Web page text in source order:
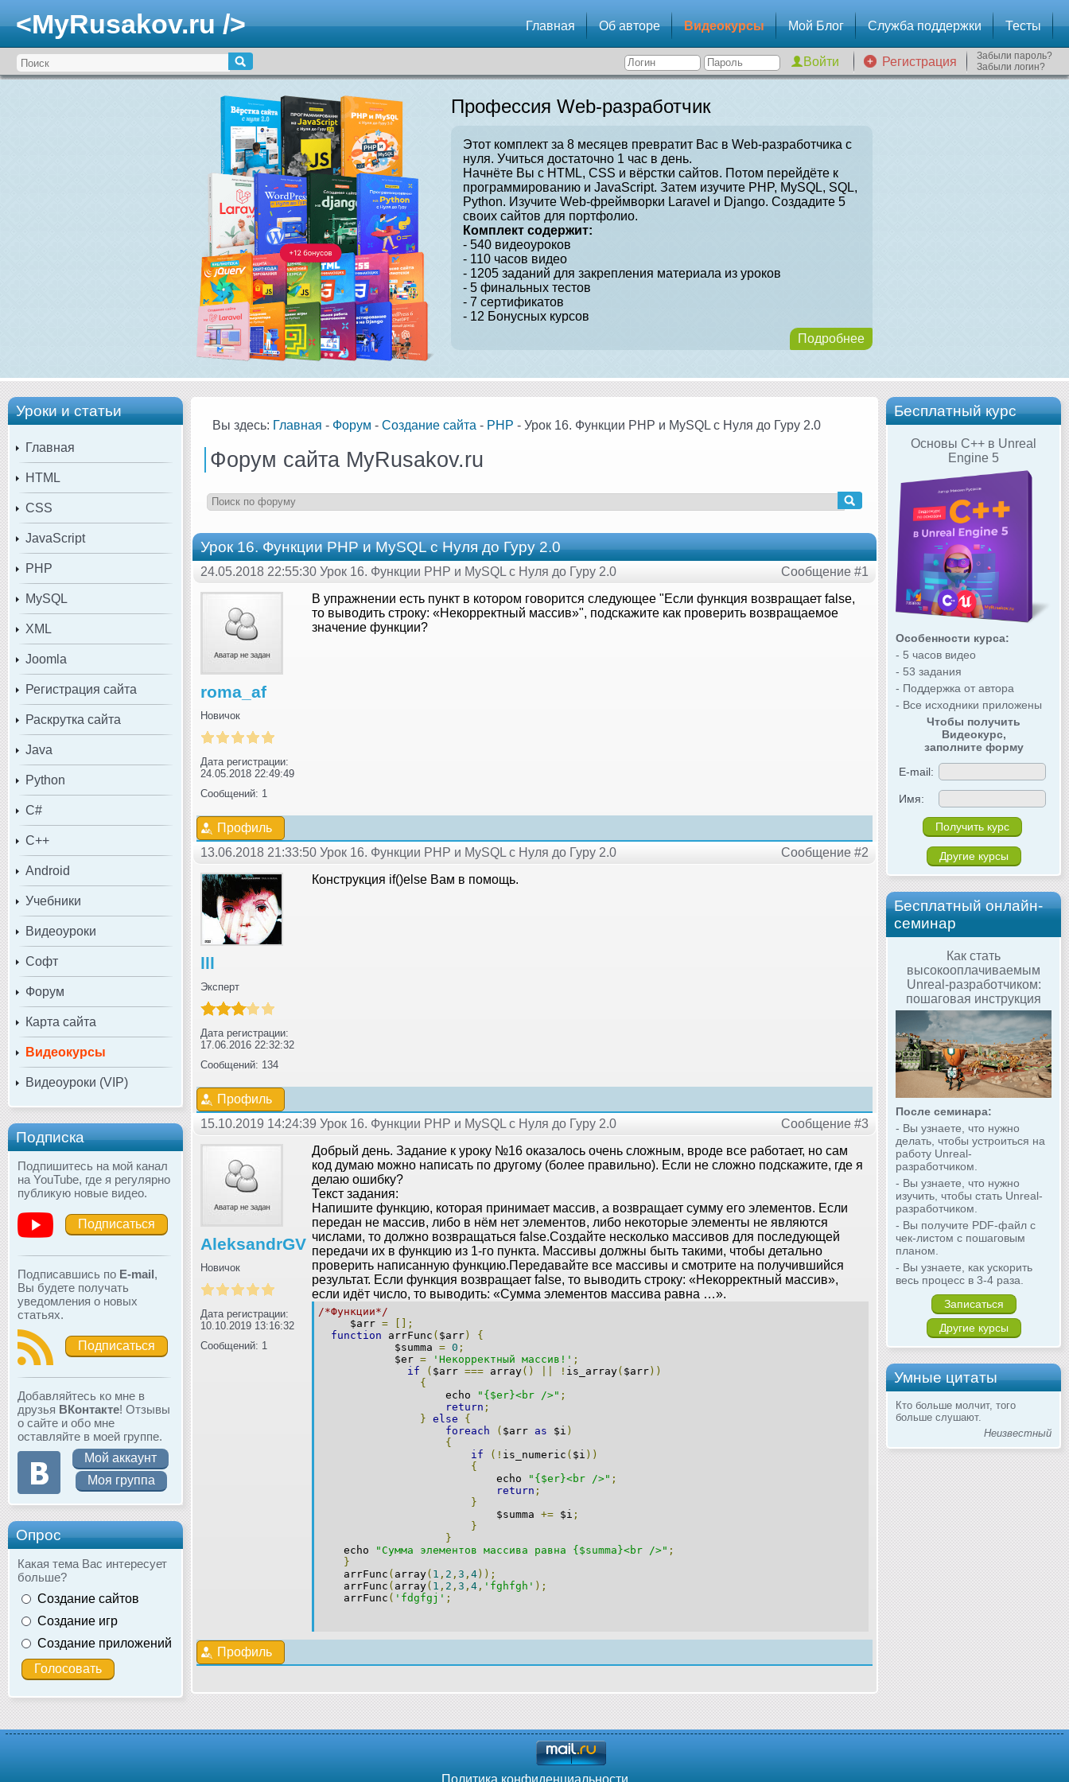
<MyRusakov.ru /> Главная Об авторе Видеокурсы Мой Блог Служба поддержки Тесты
Регистрация
Забыли пароль?
Забыли логин?
Профессия Web-разработчик
Этот комплект за 8 месяцев превратит Вас в Web-разработчика с
нуля. Учиться достаточно 1 час в день.
Начнёте Вы с HTML, CSS и вёрстки сайтов. Потом перейдёте к
программированию и JavaScript. Затем изучите PHP, MySQL, SQL,
Python. Изучите Web-фреймворки Laravel и Django. Создадите 5
своих сайтов для портфолио.
Комплект содержит:
- 540 видеоуроков
- 110 часов видео
- 1205 заданий для закрепления материала из уроков
- 5 финальных тестов
- 7 сертификатов
- 12 Бонусных курсов
Подробнее
Уроки и статьи
Главная
HTML
CSS
JavaScript
PHP
MySQL
XML
Joomla
Регистрация сайта
Раскрутка сайта
Java
Python
C#
C++
Android
Учебники
Видеоуроки
Софт
Форум
Карта сайта
Видеокурсы
Видеоуроки (VIP)
Подписка
Подпишитесь на мой канал
на YouTube, где я регулярно
публикую новые видео.
Подписаться
Подписавшись по E-mail,
Вы будете получать
уведомления о новых
статьях.
Подписаться
Добавляйтесь ко мне в
друзья ВКонтакте! Отзывы
о сайте и обо мне
оставляйте в моей группе.
Мой аккаунт
Моя группа
Опрос
Какая тема Вас интересует
больше?
Создание сайтов
Создание игр
Создание приложений
Бесплатный курс
Основы C++ в Unreal
Engine 5
Особенности курса:
- 5 часов видео
- 53 задания
- Поддержка от автора
- Все исходники приложены
Чтобы получить
Видеокурс,
заполните форму
E-mail:
Имя:
Другие курсы
Бесплатный онлайн-
семинар
Как стать
высокооплачиваемым
Unreal-разработчиком:
пошаговая инструкция
После семинара:
- Вы узнаете, что нужно
делать, чтобы устроиться на
работу Unreal-
разработчиком.
- Вы узнаете, что нужно
изучить, чтобы стать Unreal-
разработчиком.
- Вы получите PDF-файл с
чек-листом с пошаговым
планом.
- Вы узнаете, как ускорить
весь процесс в 3-4 раза.
Записаться
Другие курсы
Умные цитаты
Кто больше молчит, того
больше слушают.
Неизвестный
Вы здесь: Главная - Форум - Создание сайта - PHP - Урок 16. Функции PHP и MySQL с Нуля до Гуру 2.0
Форум сайта MyRusakov.ru
Урок 16. Функции PHP и MySQL с Нуля до Гуру 2.0
24.05.2018 22:55:30 Урок 16. Функции PHP и MySQL с Нуля до Гуру 2.0 Сообщение #1
roma_af
Новичок
Дата регистрации:
24.05.2018 22:49:49
Сообщений: 1
В упражнении есть пункт в котором говорится следующее "Если функция возвращает false,
то выводить строку: «Некорректный массив»", подскажите как проверить возвращаемое
значение функции?
Профиль
13.06.2018 21:33:50 Урок 16. Функции PHP и MySQL с Нуля до Гуру 2.0
Сообщение #2
lll
Эксперт
Дата регистрации:
17.06.2016 22:32:32
Сообщений: 134
Конструкция if()else Вам в помощь.
Профиль
15.10.2019 14:24:39 Урок 16. Функции PHP и MySQL с Нуля до Гуру 2.0
Сообщение #3
AleksandrGV
Новичок
Дата регистрации:
10.10.2019 13:16:32
Сообщений: 1
Добрый день. Задание к уроку №16 оказалось очень сложным, вроде все работает, но сам
код думаю можно написать по другому (более правильно). Если не сложно подскажите, где я
делаю ошибку?
Текст задания:
Напишите функцию, которая принимает массив, а возвращает сумму его элементов. Если
передан не массив, либо в нём нет элементов, либо некоторые элементы не являются
числами, то должно возвращаться false.Создайте несколько массивов для последующей
передачи их в функцию из 1-го пункта. Массивы должны быть такими, чтобы детально
проверить написанную функцию.Передавайте все массивы и смотрите на получившийся
результат. Если функция возвращает false, то выводить строку: «Некорректный массив»,
если идёт число, то выводить: «Сумма элементов массива равна …».
/*Функции*/
$arr =
[];
function arrFunc ( $arr )
{
$summa = 0 ;
$er = 'Некорректный массив!' ;
if
( $arr === array() ! is_array( $arr ))
{
echo
"{$er}<br />" ;
return ;
} else
{
foreach
( $arr as $i )
{
if
(! is_numeric ( $i ))
{
echo
"{$er}<br />" ;
return ;
}
$summa += $i ;
}
}
echo
"Сумма элементов массива равна {$summa}<br />" ;
}
arrFunc ( array( 1 , 2 , 3 , 4 ));
arrFunc ( array( 1 , 2 , 3 , 4 , 'fghfgh' );
arrFunc ( 'fdgfgj' ;
Профиль
Политика конфиденциальности